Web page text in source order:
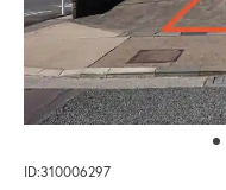
ID:310006297